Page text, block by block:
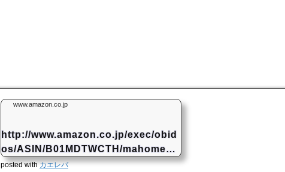
www.amazon.co.jp
http://www.amazon.co.jp/exec/obid
os/ASIN/B01MDTWCTH/mahome94
-22/
posted withカエレバ